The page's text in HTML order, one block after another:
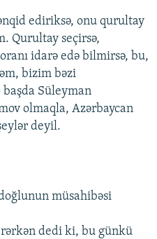
ediriksə, onu qurultay
Qurultay seçirsə,
idarə edə bilmirsə, bu,
bizim bəzi
başda Süleyman
olmaqla, Azərbaycan
deyil.
müsahibəsi
dedi ki, bu günkü